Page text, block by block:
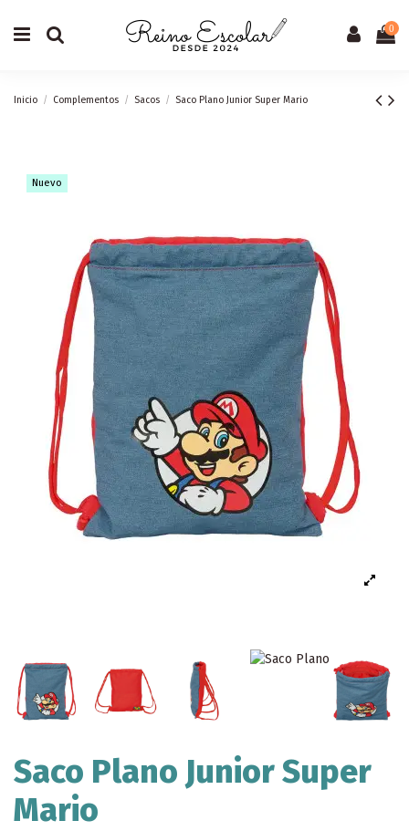
0
Inicio Complementos Sacos Saco Plano Junior Super Mario
Nuevo
Saco Plano Junior Super
Mario